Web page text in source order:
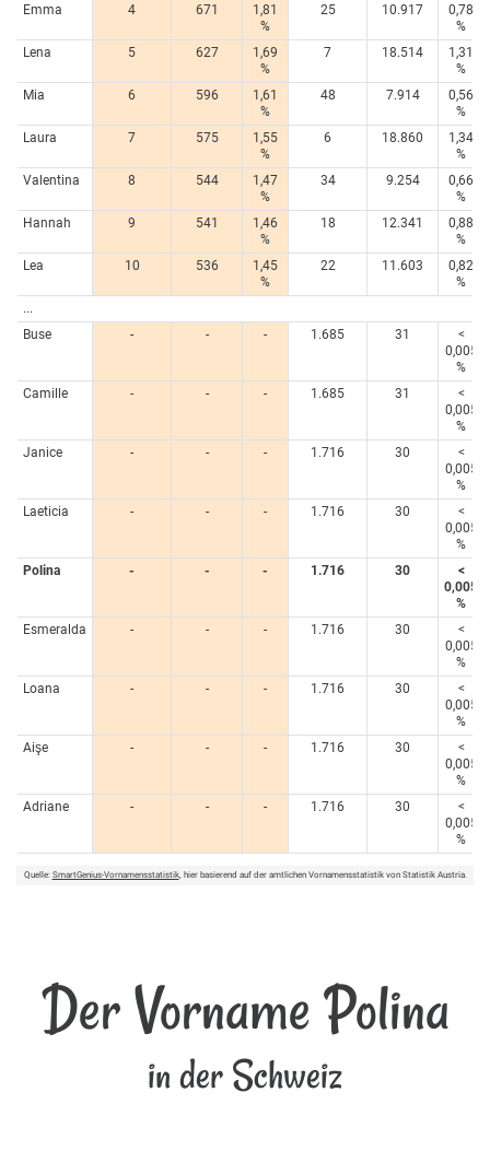
Emma
4 671
1,81
%
25 10.917
0,78
%
Lena
5 627
1,69
%
7 18.514
1,31
%
Mia
6 596
1,61
%
48 7.914
0,56
%
Laura
7 575
1,55
%
6 18.860
1,34
%
Valentina
8 544
1,47
%
34 9.254
0,66
%
Hannah
9 541
1,46
%
18 12.341
0,88
%
Lea
10 536
1,45
%
22 11.603
0,82
%
...
Buse
- - - 1.685 31
<
0,005
%
Camille
- - - 1.685 31
<
0,005
%
Janice
- - - 1.716 30
<
0,005
%
Laeticia
- - - 1.716 30
<
0,005
%
Polina
- - - 1.716 30
<
0,005
%
Esmeralda
- - - 1.716 30
<
0,005
%
Loana
- - - 1.716 30
<
0,005
%
Aişe
- - - 1.716 30
<
0,005
%
Adriane
- - - 1.716 30
<
0,005
%
Quelle: SmartGenius-Vornamensstatistik, hier basierend auf der amtlichen Vornamensstatistik von Statistik Austria.
Der Vorname Polina
in der Schweiz